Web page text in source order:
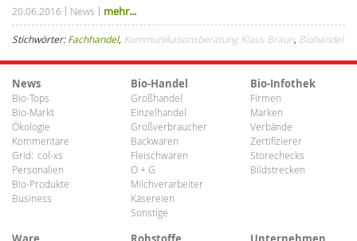
20.06.2016 News mehr...
Stichwörter:Fachhandel, Kommunikationsberatung Klaus Braun, Biohandel
News
Bio-Tops
Bio-Markt
Ökologie
Kommentare
Grid: col-xs
Personalien
Bio-Produkte
Business
Bio-Handel
Großhandel
Einzelhandel
Großverbraucher
Backwaren
Fleischwaren
O + G
Milchverarbeiter
Käsereien
Sonstige
Bio-Infothek
Firmen
Marken
Verbände
Zertifizierer
Storechecks
Bildstrecken